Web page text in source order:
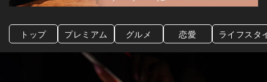
トップ プレミアム グルメ 恋愛 ライフスタ